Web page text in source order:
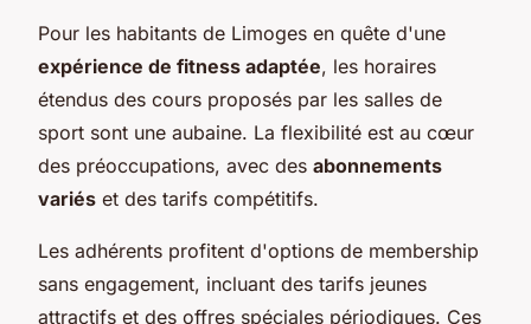
Pour les habitants de Limoges en quête d'une
expérience de fitness adaptée, les horaires
étendus des cours proposés par les salles de
sport sont une aubaine. La flexibilité est au cœur
des préoccupations, avec des abonnements
variés et des tarifs compétitifs.
Les adhérents profitent d'options de membership
sans engagement, incluant des tarifs jeunes
attractifs et des offres spéciales périodiques. Ces